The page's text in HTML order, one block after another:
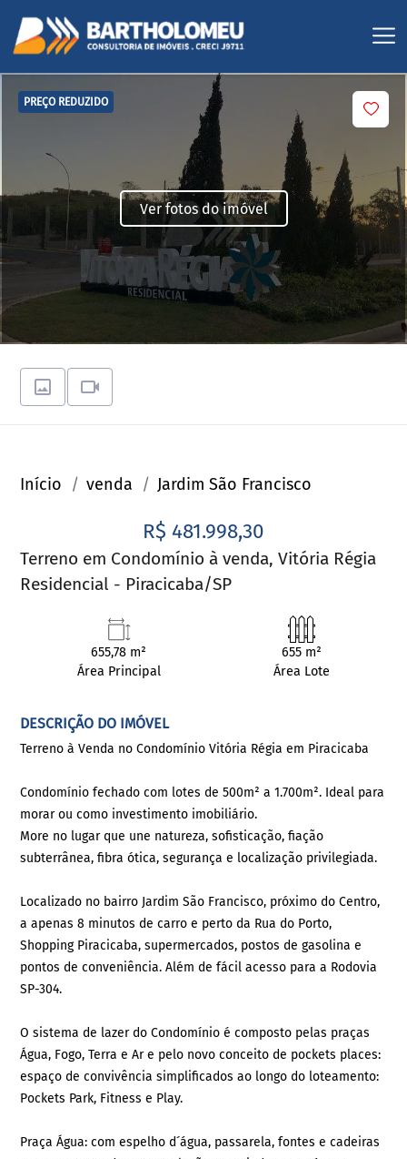
PREÇO REDUZIDO
Ver fotos do imóvel
Início venda Jardim São Francisco
R$ 481.998,30
Terreno em Condomínio à venda, Vitória Régia
Residencial - Piracicaba/SP
655,78 m²
Área Principal
655 m²
Área Lote
DESCRIÇÃO DO IMÓVEL
Terreno à Venda no Condomínio Vitória Régia em Piracicaba
Condomínio fechado com lotes de 500m² a 1.700m². Ideal para
morar ou como investimento imobiliário.
More no lugar que une natureza, sofisticação, fiação
subterrânea, fibra ótica, segurança e localização privilegiada.
Localizado no bairro Jardim São Francisco, próximo do Centro,
a apenas 8 minutos de carro e perto da Rua do Porto,
Shopping Piracicaba, supermercados, postos de gasolina e
pontos de conveniência. Além de fácil acesso para a Rodovia
SP-304.
O sistema de lazer do Condomínio é composto pelas praças
Água, Fogo, Terra e Ar e pelo novo conceito de pockets places:
espaço de convivência simplificados ao longo do loteamento:
Pockets Park, Fitness e Play.
Praça Água: com espelho d´água, passarela, fontes e cadeiras